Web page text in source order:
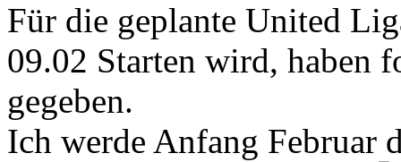
Für die geplante United
09.02 Starten wird, haben
gegeben.
Ich werde Anfang Februar